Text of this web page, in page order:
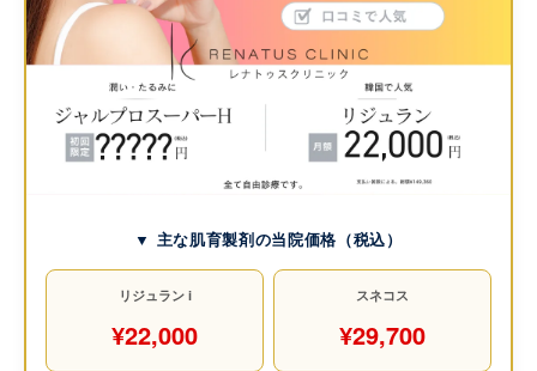
▼ 主な肌育製剤の当院価格（税込）
リジュラン i
¥22,000
スネコス
¥29,700